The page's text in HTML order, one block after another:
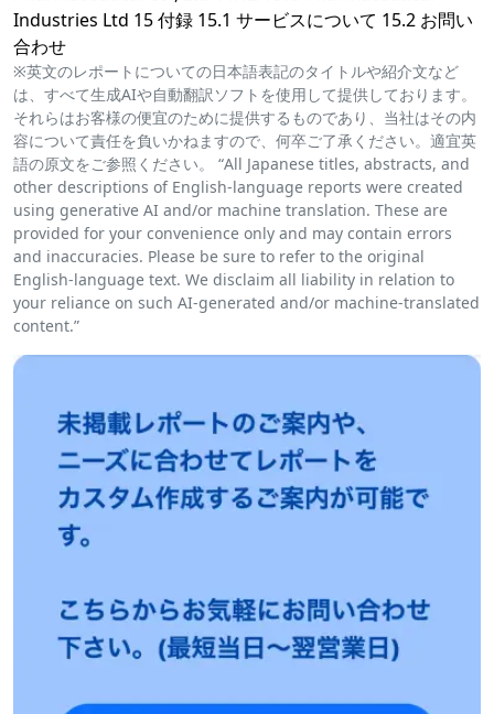
Industries Ltd 15 付録 15.1 サービスについて 15.2 お問い
合わせ
※英文のレポートについての日本語表記のタイトルや紹介文など
は、すべて生成AIや自動翻訳ソフトを使用して提供しております。
それらはお客様の便宜のために提供するものであり、当社はその内
容について責任を負いかねますので、何卒ご了承ください。適宜英
語の原文をご参照ください。 “All Japanese titles, abstracts, and
other descriptions of English-language reports were created
using generative AI and/or machine translation. These are
provided for your convenience only and may contain errors
and inaccuracies. Please be sure to refer to the original
English-language text. We disclaim all liability in relation to
your reliance on such AI-generated and/or machine-translated
content.”